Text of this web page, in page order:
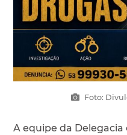
Foto:
A equipe da Delegacia